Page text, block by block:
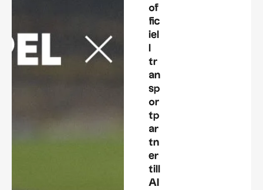
of
fic
iel
tr
an
sp
or
tp
ar
tn
er
till
AI